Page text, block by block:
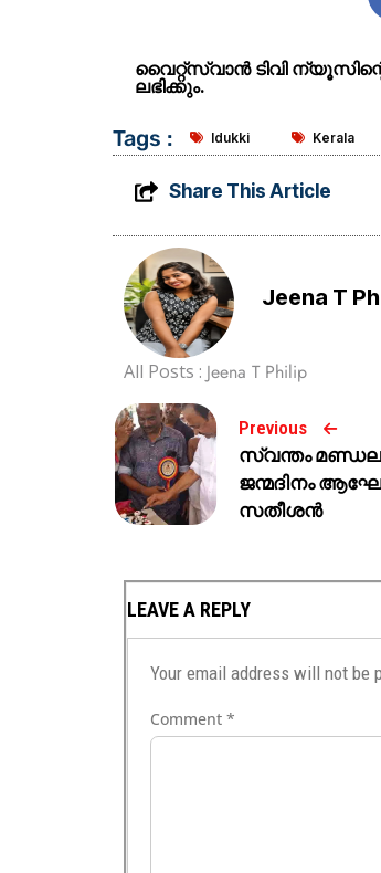
വൈറ്റ്സ്വാൻ ടിവി
ലഭിക്കും.
Tags : Idukki Kerala
Share This Article
Jeena T
All Posts : Jeena T Philip
Previous
സ്വന്തം
ജന്മദിനം
സതീശൻ
LEAVE A REPLY
Your email address will not be
Comment *